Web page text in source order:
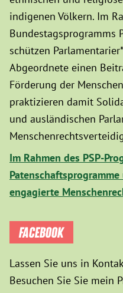
indigenen Völkern. Im
Bundestagsprogramms
schützen
Abgeordnete einen
Förderung der
praktizieren damit
und ausländischen
Im Rahmen des PSP-
engagierte
FACEBOOK
Lassen Sie uns in
Besuchen Sie Sie mein